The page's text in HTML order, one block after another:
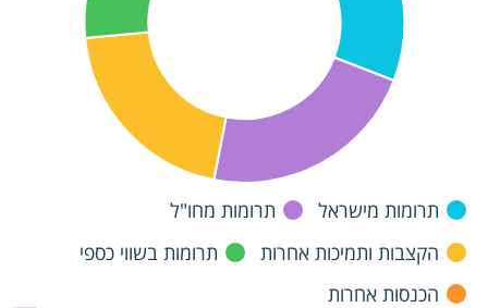
תרומות מישראל
תרומות מחו"ל
הקצבות ותמיכות אחרות
תרומות בשווי כספי
הכנסות אחרות